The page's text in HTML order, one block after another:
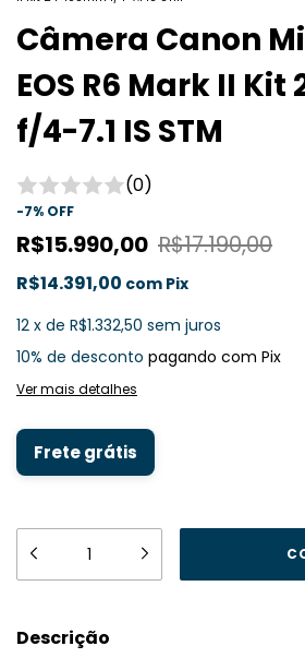
Câmera Canon
EOS R6 Mark II
f/4-7.1 IS STM
(0)
-7% OFF
R$15.990,00 R$17.190,00
R$14.391,00 com Pix
12 x de R$1.332,50 sem juros
10% de desconto pagando com Pix
Ver mais detalhes
Frete grátis
Descrição